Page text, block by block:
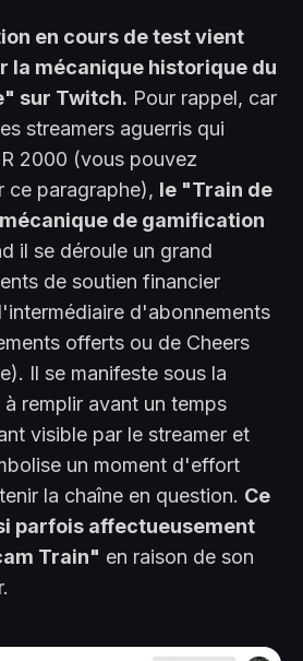
en cours de test vient
la mécanique historique du
sur Twitch. Pour rappel, car
streamers aguerris qui
2000 (vous pouvez
ce paragraphe), le "Train de
de gamification
il se déroule un grand
de soutien financier
d'abonnements
offerts ou de Cheers
Il se manifeste sous la
remplir avant un temps
visible par le streamer et
un moment d'effort
la chaîne en question. Ce
parfois affectueusement
Train" en raison de son